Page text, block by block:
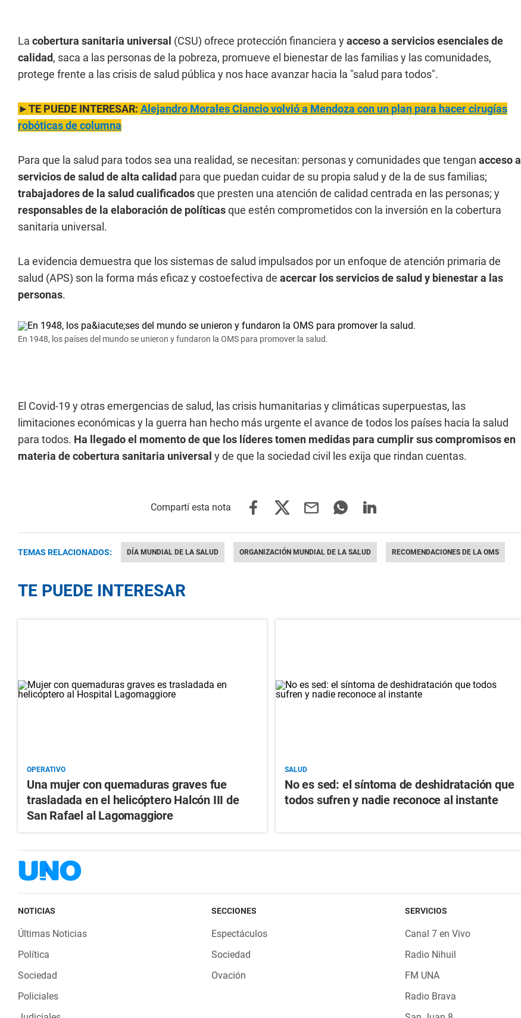
La cobertura sanitaria universal (CSU) ofrece protección financiera yacceso a servicios esenciales de
calidad, saca a las personas de la pobreza, promueve el bienestar de las familias y las comunidades,
protege frente a las crisis de salud pública y nos hace avanzar hacia la "salud para todos".
►TE PUEDE INTERESAR: Alejandro Morales Ciancio volvió a Mendoza con un plan para hacer cirugías
robóticas de columna
Para que la salud para todos sea una realidad, se necesitan: personas y comunidades que tengan acceso a
servicios de salud de alta calidad para que puedan cuidar de su propia salud y de la de sus familias;
trabajadores de la salud cualificadosque presten una atención de calidad centrada en las personas; y
responsables de la elaboración de políticasque estén comprometidos con la inversión en la cobertura
sanitaria universal.
La evidencia demuestra que los sistemas de salud impulsados por un enfoque de atención primaria de
salud (APS) son la forma más eficaz y costoefectiva de acercar los servicios de salud y bienestar a las
personas.
En 1948, los países del mundo se unieron y fundaron la OMS para promover la salud.
El Covid-19 y otras emergencias de salud, las crisis humanitarias y climáticas superpuestas, las
limitaciones económicas y la guerra han hecho más urgente el avance de todos los países hacia la salud
para todos. Ha llegado el momento de que los líderes tomen medidas para cumplir sus compromisos en
materia de cobertura sanitaria universal y de que la sociedad civil les exija que rindan cuentas.
TEMAS RELACIONADOS: DÍA MUNDIAL DE LA SALUD ORGANIZACIÓN MUNDIAL DE LA SALUD RECOMENDACIONES DE LA OMS
TE PUEDE INTERESAR
OPERATIVO
Una mujer con quemaduras graves fue
trasladada en el helicóptero Halcón III de
San Rafael al Lagomaggiore
SALUD
No es sed: el síntoma de deshidratación que
todos sufren y nadie reconoce al instante
NOTICIAS
Últimas Noticias
Política
Sociedad
Policiales
SECCIONES
Espectáculos
Sociedad
Ovación
SERVICIOS
Canal 7 en Vivo
Radio Nihuil
FM UNA
Radio Brava